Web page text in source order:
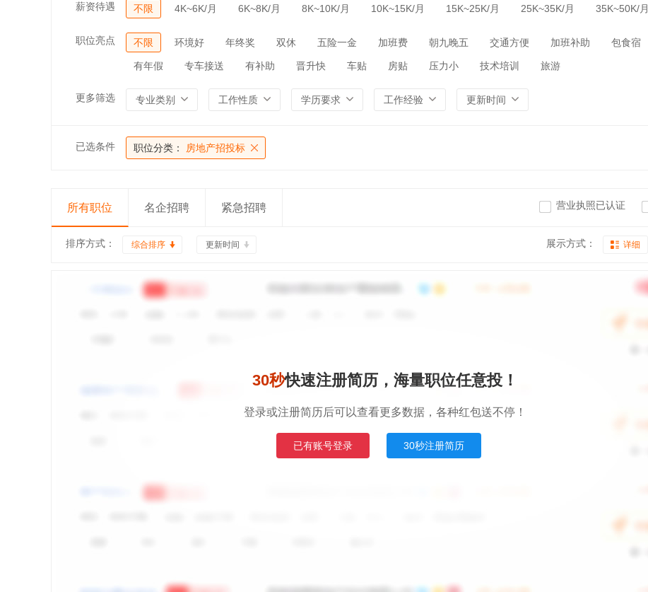
薪资待遇 不限 4K~6K/月 6K~8K/月 8K~10K/月 10K~15K/月 15K~25K/月 25K~35K/月 35K~50K/月
职位亮点 不限 环境好 年终奖 双休 五险一金 加班费 朝九晚五 交通方便 加班补助 包食宿
有年假 专车接送 有补助 晋升快 车贴 房贴 压力小 技术培训 旅游
更多筛选 专业类别 工作性质 学历要求 工作经验 更新时间
已选条件 职位分类： 房地产招投标
所有职位 名企招聘 紧急招聘 营业执照已认证
排序方式： 综合排序 更新时间 展示方式： 详细
30秒快速注册简历，海量职位任意投！
登录或注册简历后可以查看更多数据，各种红包送不停！
已有账号登录 30秒注册简历